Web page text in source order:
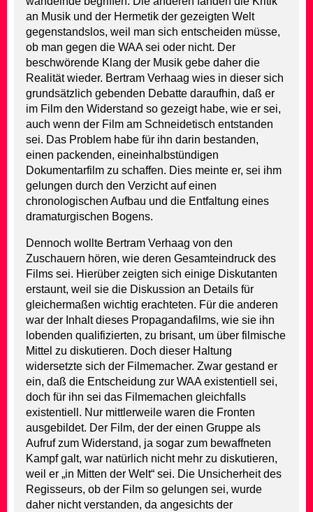
an Musik und der Hermetik der gezeigten Welt
gegenstandslos, weil man sich entscheiden müsse,
ob man gegen die WAA sei oder nicht. Der
beschwörende Klang der Musik gebe daher die
Realität wieder. Bertram Verhaag wies in dieser sich
grundsätzlich gebenden Debatte daraufhin, daß er
im Film den Widerstand so gezeigt habe, wie er sei,
auch wenn der Film am Schneidetisch entstanden
sei. Das Problem habe für ihn darin bestanden,
einen packenden, eineinhalbstündigen
Dokumentarfilm zu schaffen. Dies meinte er, sei ihm
gelungen durch den Verzicht auf einen
chronologischen Aufbau und die Entfaltung eines
dramaturgischen Bogens.
Dennoch wollte Bertram Verhaag von den
Zuschauern hören, wie deren Gesamteindruck des
Films sei. Hierüber zeigten sich einige Diskutanten
erstaunt, weil sie die Diskussion an Details für
gleichermaßen wichtig erachteten. Für die anderen
war der Inhalt dieses Propagandafilms, wie sie ihn
lobenden qualifizierten, zu brisant, um über filmische
Mittel zu diskutieren. Doch dieser Haltung
widersetzte sich der Filmemacher. Zwar gestand er
ein, daß die Entscheidung zur WAA existentiell sei,
doch für ihn sei das Filmemachen gleichfalls
existentiell. Nur mittlerweile waren die Fronten
ausgebildet. Der Film, der der einen Gruppe als
Aufruf zum Widerstand, ja sogar zum bewaffneten
Kampf galt, war natürlich nicht mehr zu diskutieren,
weil er „in Mitten der Welt“ sei. Die Unsicherheit des
Regisseurs, ob der Film so gelungen sei, wurde
daher nicht verstanden, da angesichts der